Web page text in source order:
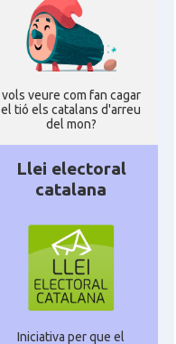
vols veure com fan cagar
el tió els catalans d'arreu
del mon?
Llei electoral
catalana
Iniciativa per que el